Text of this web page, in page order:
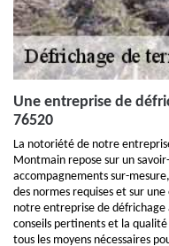
Une entreprise de
76520
La notoriété de notre
Montmain repose sur un
accompagnements sur-
des normes requises et sur
notre entreprise de
conseils pertinents et la
tous les moyens nécessaires